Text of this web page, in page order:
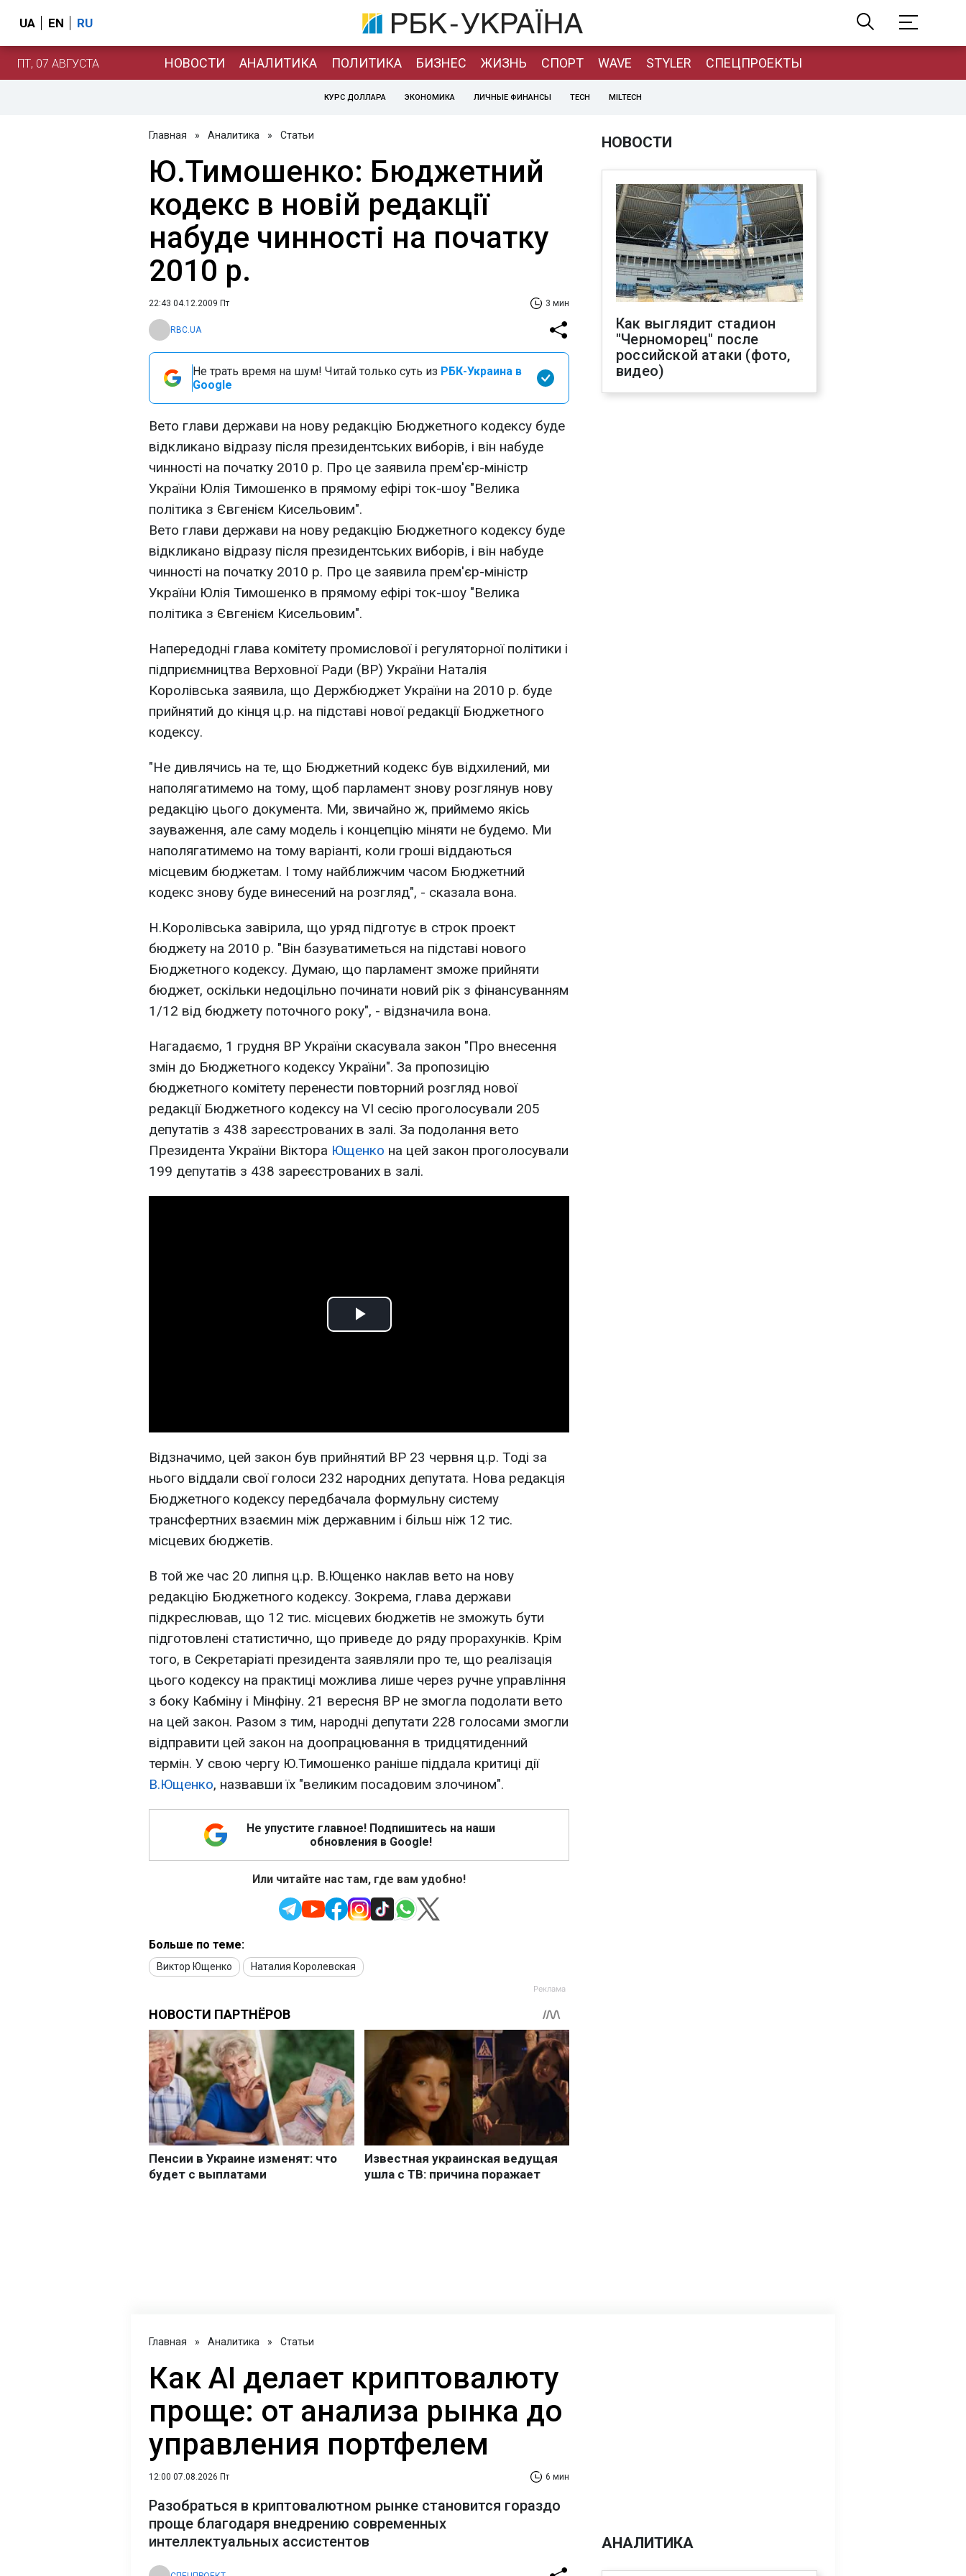
UA EN RU
ПТ, 07 АВГУСТА НОВОСТИ АНАЛИТИКА ПОЛИТИКА БИЗНЕС ЖИЗНЬ СПОРТ WAVE STYLER СПЕЦПРОЕКТЫ
КУРС ДОЛЛАРА ЭКОНОМИКА ЛИЧНЫЕ ФИНАНСЫ TECH MILTECH
Главная » Аналитика » Статьи
Ю.Тимошенко: Бюджетний
кодекс в новій редакції
набуде чинності на початку
2010 р.
22:43 04.12.2009 Пт 3 мин
RBC.UA
Не трать время на шум! Читай только суть из РБК-Украина в
Google
Вето глави держави на нову редакцію Бюджетного кодексу буде
відкликано відразу після президентських виборів, і він набуде
чинності на початку 2010 р. Про це заявила прем'єр-міністр
України Юлія Тимошенко в прямому ефірі ток-шоу "Велика
політика з Євгенієм Кисельовим".
Вето глави держави на нову редакцію Бюджетного кодексу буде
відкликано відразу після президентських виборів, і він набуде
чинності на початку 2010 р. Про це заявила прем'єр-міністр
України Юлія Тимошенко в прямому ефірі ток-шоу "Велика
політика з Євгенієм Кисельовим".
Напередодні глава комітету промислової і регуляторної політики і
підприємництва Верховної Ради (ВР) України Наталія
Королівська заявила, що Держбюджет України на 2010 р. буде
прийнятий до кінця ц.р. на підставі нової редакції Бюджетного
кодексу.
"Не дивлячись на те, що Бюджетний кодекс був відхилений, ми
наполягатимемо на тому, щоб парламент знову розглянув нову
редакцію цього документа. Ми, звичайно ж, приймемо якісь
зауваження, але саму модель і концепцію міняти не будемо. Ми
наполягатимемо на тому варіанті, коли гроші віддаються
місцевим бюджетам. І тому найближчим часом Бюджетний
кодекс знову буде винесений на розгляд", - сказала вона.
Н.Королівська завірила, що уряд підготує в строк проект
бюджету на 2010 р. "Він базуватиметься на підставі нового
Бюджетного кодексу. Думаю, що парламент зможе прийняти
бюджет, оскільки недоцільно починати новий рік з фінансуванням
1/12 від бюджету поточного року", - відзначила вона.
Нагадаємо, 1 грудня ВР України скасувала закон "Про внесення
змін до Бюджетного кодексу України". За пропозицію
бюджетного комітету перенести повторний розгляд нової
редакції Бюджетного кодексу на VI сесію проголосували 205
депутатів з 438 зареєстрованих в залі. За подолання вето
Президента України Віктора Ющенко на цей закон проголосували
199 депутатів з 438 зареєстрованих в залі.
Play
Відзначимо, цей закон був прийнятий ВР 23 червня ц.р. Тоді за
нього віддали свої голоси 232 народних депутата. Нова редакція
Бюджетного кодексу передбачала формульну систему
трансфертних взаємин між державним і більш ніж 12 тис.
місцевих бюджетів.
В той же час 20 липня ц.р. В.Ющенко наклав вето на нову
редакцію Бюджетного кодексу. Зокрема, глава держави
підкреслював, що 12 тис. місцевих бюджетів не зможуть бути
підготовлені статистично, що приведе до ряду прорахунків. Крім
того, в Секретаріаті президента заявляли про те, що реалізація
цього кодексу на практиці можлива лише через ручне управління
з боку Кабміну і Мінфіну. 21 вересня ВР не змогла подолати вето
на цей закон. Разом з тим, народні депутати 228 голосами змогли
відправити цей закон на доопрацювання в тридцятиденний
термін. У свою чергу Ю.Тимошенко раніше піддала критиці дії
В.Ющенко, назвавши їх "великим посадовим злочином".
Не упустите главное! Подпишитесь на наши
обновления в Google!
Или читайте нас там, где вам удобно!
Больше по теме:
Виктор Ющенко Наталия Королевская
НОВОСТИ
Как выглядит стадион
"Черноморец" после
российской атаки (фото,
видео)
Главная » Аналитика » Статьи
Как AI делает криптовалюту
проще: от анализа рынка до
управления портфелем
12:00 07.08.2026 Пт 6 мин
Разобраться в криптовалютном рынке становится гораздо
проще благодаря внедрению современных
интеллектуальных ассистентов
АНАЛИТИКА